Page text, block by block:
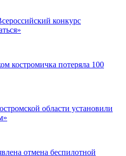
конкурс
костромичка потеряла 100
области установили
отмена беспилотной